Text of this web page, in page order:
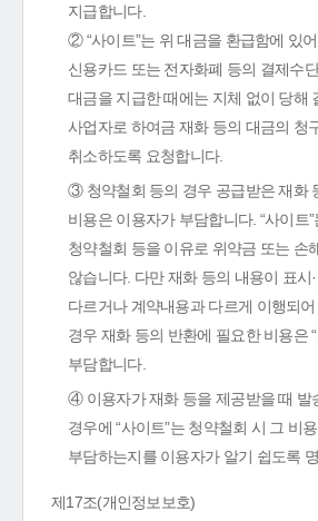
지급합니다.
② “사이트”는 위 대금을 환급함에 있
신용카드 또는 전자화폐 등의 결제수
대금을 지급한 때에는 지체 없이 당해
사업자로 하여금 재화 등의 대금의 청
취소하도록 요청합니다.
③ 청약철회 등의 경우 공급받은 재화
비용은 이용자가 부담합니다. “사이트
청약철회 등을 이유로 위약금 또는 손
않습니다. 다만 재화 등의 내용이 표시
다르거나 계약내용과 다르게 이행되
경우 재화 등의 반환에 필요한 비용은
부담합니다.
④ 이용자가 재화 등을 제공받을 때 발
경우에 “사이트”는 청약철회 시 그 비
부담하는지를 이용자가 알기 쉽도록
제17조(개인정보보호)